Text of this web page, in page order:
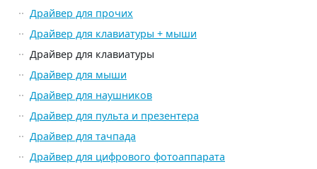
Драйвер для прочих
Драйвер для клавиатуры + мыши
Драйвер для клавиатуры
Драйвер для мыши
Драйвер для наушников
Драйвер для пульта и презентера
Драйвер для тачпада
Драйвер для цифрового фотоаппарата